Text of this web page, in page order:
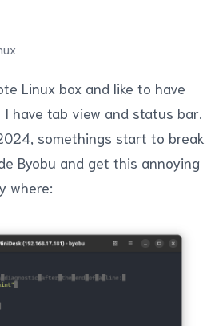
Linux box and like to have
have tab view and status bar.
somethings start to break
Byobu and get this annoying
where: